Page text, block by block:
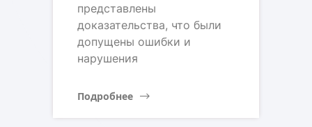
представлены
доказательства, что были
допущены ошибки и
нарушения
Подробнее